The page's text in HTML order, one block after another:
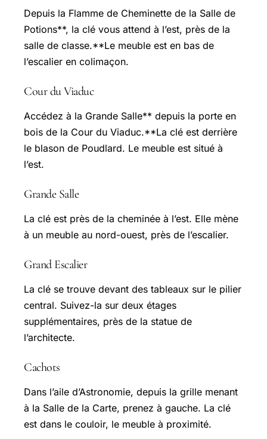
Depuis la Flamme de Cheminette de la Salle de
Potions**, la clé vous attend à l’est, près de la
salle de classe.**Le meuble est en bas de
l’escalier en colimaçon.
Cour du Viaduc
Accédez à la Grande Salle** depuis la porte en
bois de la Cour du Viaduc.**La clé est derrière
le blason de Poudlard. Le meuble est situé à
l’est.
Grande Salle
La clé est près de la cheminée à l’est. Elle mène
à un meuble au nord-ouest, près de l’escalier.
Grand Escalier
La clé se trouve devant des tableaux sur le pilier
central. Suivez-la sur deux étages
supplémentaires, près de la statue de
l’architecte.
Cachots
Dans l’aile d’Astronomie, depuis la grille menant
à la Salle de la Carte, prenez à gauche. La clé
est dans le couloir, le meuble à proximité.